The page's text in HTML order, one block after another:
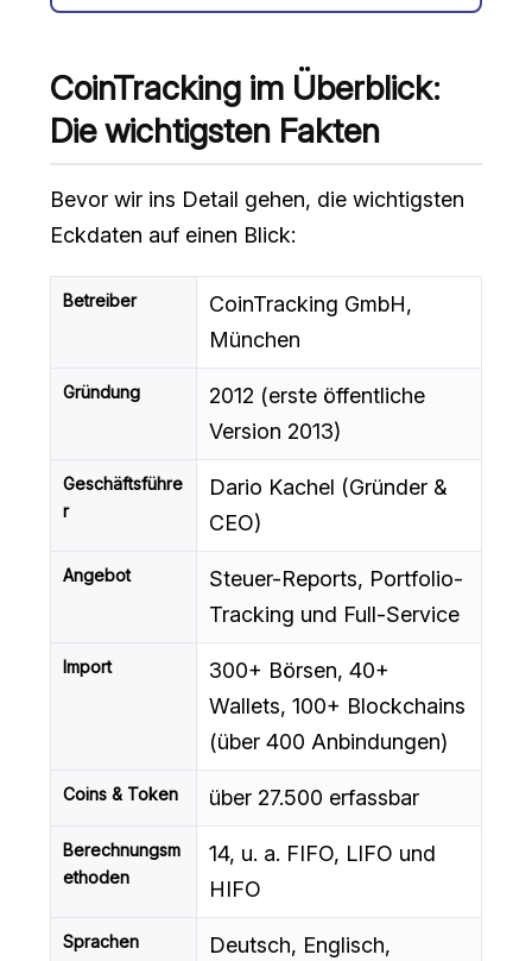
CoinTracking im Überblick:
Die wichtigsten Fakten
Bevor wir ins Detail gehen, die wichtigsten
Eckdaten auf einen Blick:
Betreiber
CoinTracking GmbH,
München
Gründung
2012 (erste öffentliche
Version 2013)
Geschäftsführe
r
Dario Kachel (Gründer &
CEO)
Angebot
Steuer-Reports, Portfolio-
Tracking und Full-Service
Import
300+ Börsen, 40+
Wallets, 100+ Blockchains
(über 400 Anbindungen)
Coins & Token über 27.500 erfassbar
Berechnungsm
ethoden
14, u. a. FIFO, LIFO und
HIFO
Sprachen
Deutsch, Englisch,